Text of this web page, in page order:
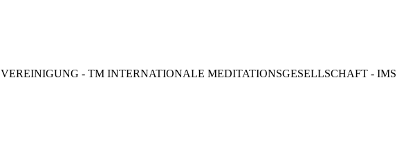
- TM INTERNATIONALE MEDITATIONSGESELLSCHAFT - IMS